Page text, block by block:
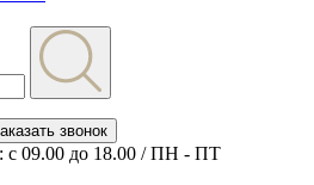
звонок
09.00 до 18.00 / ПН - ПТ